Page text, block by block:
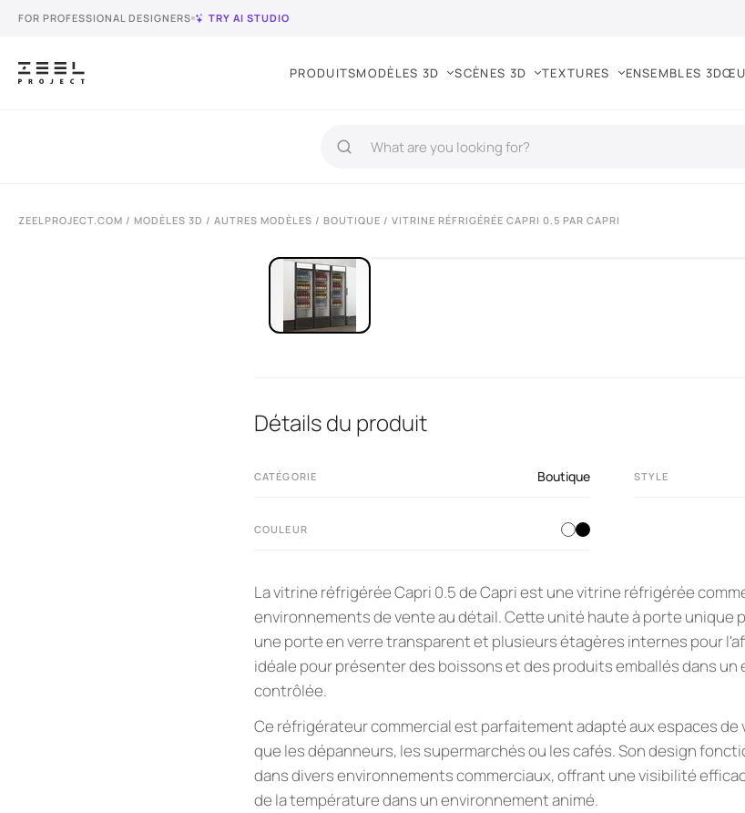
FOR PROFESSIONAL DESIGNERS TRY AI STUDIO
PRODUITSMODÈLES 3D SCÈNES 3D TEXTURES ENSEMBLES 3D
ZEELPROJECT.COM / MODÈLES 3D / AUTRES MODÈLES / BOUTIQUE / VITRINE RÉFRIGÉRÉE CAPRI 0.5 PAR CAPRI
Détails du produit
CATÉGORIE Boutique STYLE
COULEUR
La vitrine réfrigérée Capri 0.5 de Capri est une vitrine réfrigérée
environnements de vente au détail. Cette unité haute à porte unique
une porte en verre transparent et plusieurs étagères internes pour
idéale pour présenter des boissons et des produits emballés dans
contrôlée.
Ce réfrigérateur commercial est parfaitement adapté aux espaces
que les dépanneurs, les supermarchés ou les cafés. Son design
dans divers environnements commerciaux, offrant une visibilité
de la température dans un environnement animé.